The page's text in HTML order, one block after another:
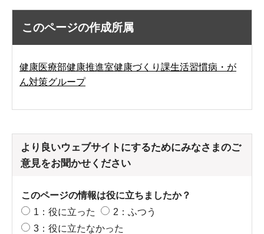
このページの作成所属
健康医療部健康推進室健康づくり課生活習慣病・が
ん対策グループ
より良いウェブサイトにするためにみなさまのご
意見をお聞かせください
このページの情報は役に立ちましたか？
1：役に立った
2：ふつう
3：役に立たなかった